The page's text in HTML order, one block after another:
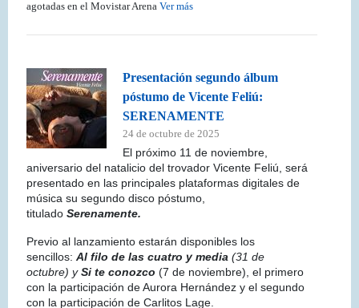
agotadas en el Movistar Arena Ver más
Presentación segundo álbum
póstumo de Vicente Feliú:
SERENAMENTE
24 de octubre de 2025
El próximo 11 de noviembre,
aniversario del natalicio del trovador Vicente Feliú, será
presentado en las principales plataformas digitales de
música su segundo disco póstumo,
titulado Serenamente.
Previo al lanzamiento estarán disponibles los
sencillos: Al filo de las cuatro y media (31 de
octubre) ySi te conozco (7 de noviembre), el primero
con la participación de Aurora Hernández y el segundo
con la participación de Carlitos Lage.